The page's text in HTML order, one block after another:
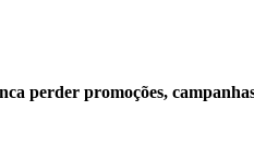
perder promoções,